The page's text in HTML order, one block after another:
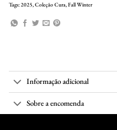
Tags:2025,Coleção Cura,Fall Winter
Informação adicional
Sobre a encomenda